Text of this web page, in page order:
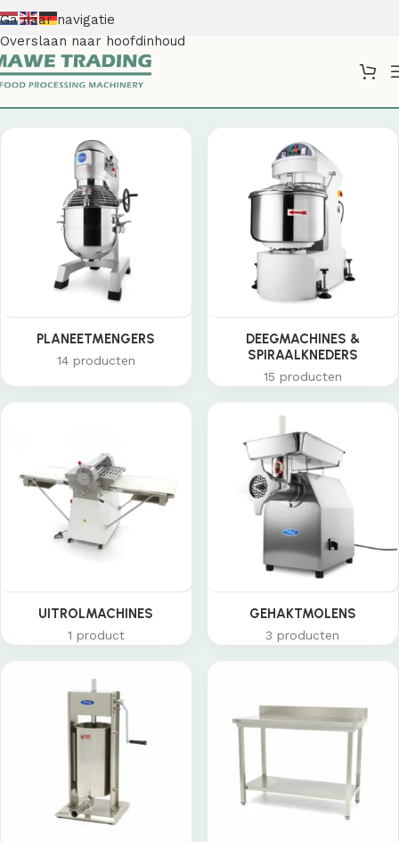
Ga naar navigatie
Overslaan naar hoofdinhoud
PLANEETMENGERS
14 producten
DEEGMACHINES &
SPIRAALKNEDERS
15 producten
UITROLMACHINES
1 product
GEHAKTMOLENS
3 producten